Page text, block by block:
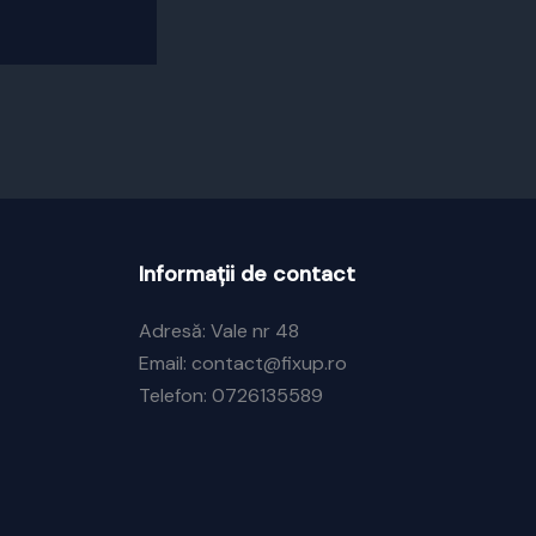
Informații de contact
Adresă: Vale nr 48
Email: contact@fixup.ro
Telefon: 0726135589